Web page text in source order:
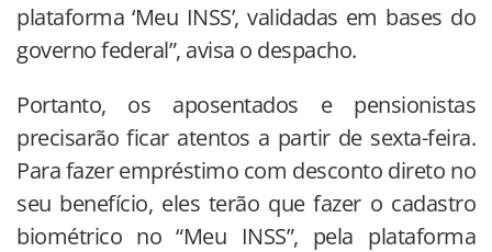
plataforma ‘Meu INSS’, validadas em bases do
governo federal”, avisa o despacho.
Portanto, os aposentados e pensionistas
precisarão ficar atentos a partir de sexta-feira.
Para fazer empréstimo com desconto direto no
seu benefício, eles terão que fazer o cadastro
biométrico no “Meu INSS”, pela plataforma